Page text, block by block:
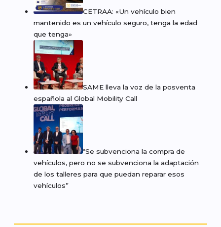
CETRAA: «Un vehículo bien
mantenido es un vehículo seguro, tenga la edad
que tenga»
SAME lleva la voz de la posventa
española al Global Mobility Call
“Se subvenciona la compra de
vehículos, pero no se subvenciona la adaptación
de los talleres para que puedan reparar esos
vehículos”